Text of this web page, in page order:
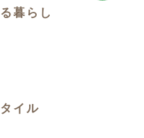
暮らし
イル